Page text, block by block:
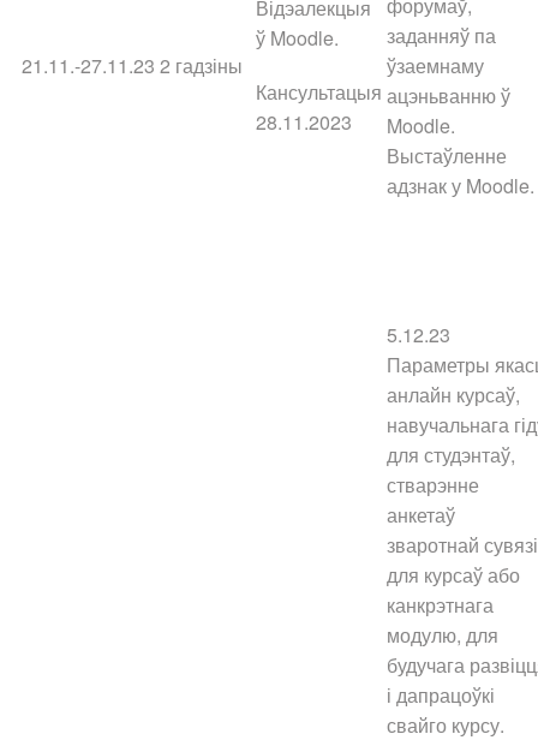
21.11.-27.11.23 2 гадзіны
Відэалекцыя
ў Moodle.
Кансультацыя
28.11.2023
форумаў,
заданняў па
ўзаемнаму
ацэньванню ў
Moodle.
Выстаўленне
адзнак у Moodle.
5.12.23
Параметры
анлайн курсаў,
навучальнага
для студэнтаў,
стварэнне
анкетаў
зваротнай сувязі
для курсаў або
канкрэтнага
модулю, для
будучага
і дапрацоўкі
свайго курсу.